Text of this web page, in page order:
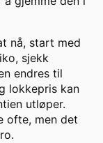
nå, start med
sjekk
endres til
lokkepris kan
utløper.
ofte, men det